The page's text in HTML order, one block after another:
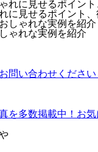
に見せるポイント、
ゃれな実例を紹介
問い合わせくださ
を多数掲載中！お